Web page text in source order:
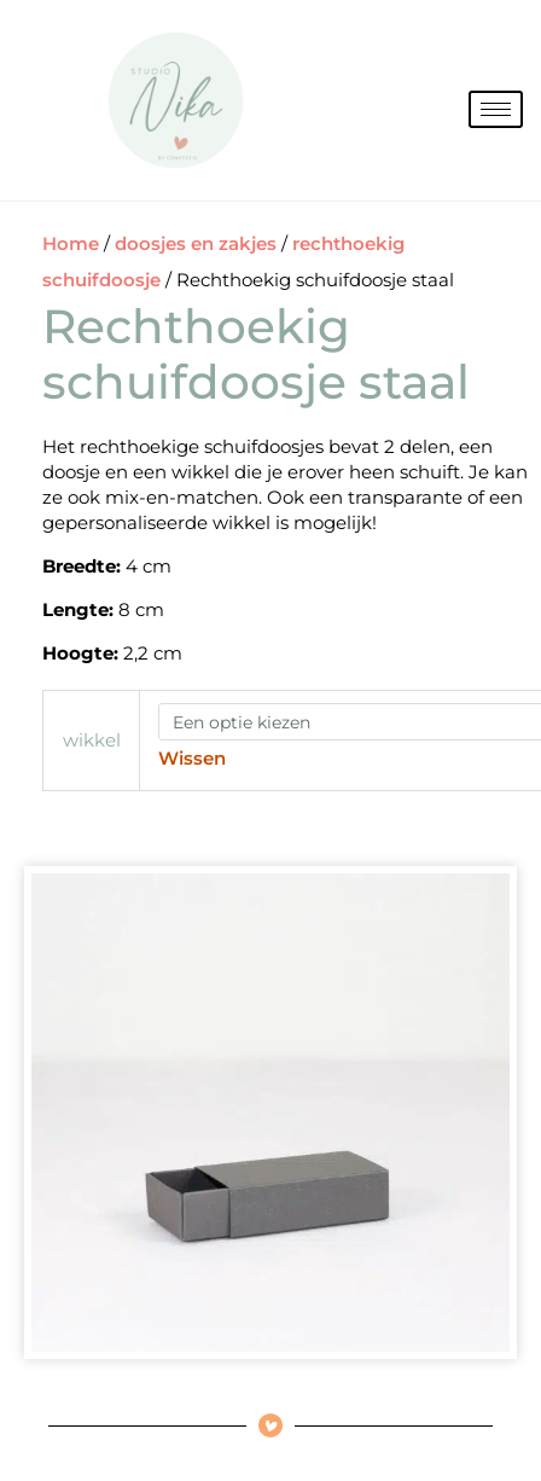
Home /doosjes en zakjes / rechthoekig
schuifdoosje / Rechthoekig schuifdoosje staal
Rechthoekig
schuifdoosje staal
Het rechthoekige schuifdoosjes bevat 2 delen, een
doosje en een wikkel die je erover heen schuift. Je kan
ze ook mix-en-matchen. Ook een transparante of een
gepersonaliseerde wikkel is mogelijk!
Breedte: 4 cm
Lengte: 8 cm
Hoogte: 2,2 cm
wikkel
Wissen